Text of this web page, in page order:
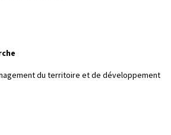
du territoire et de développement